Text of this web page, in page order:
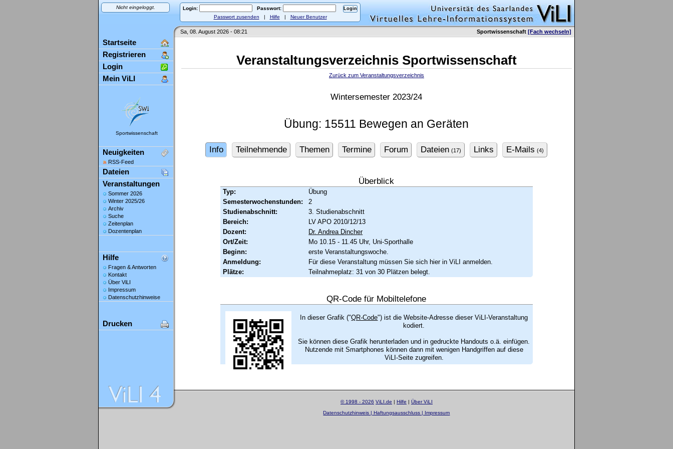
Nicht eingeloggt. Login:
Passwort:
Passwort zusenden | Hilfe | Neuer Benutzer
Sa, 08. August 2026 - 08:21 Sportwissenschaft [Fach wechseln]
Startseite
Registrieren
Login
Mein ViLI
Sportwissenschaft
Neuigkeiten
RSS-Feed
Dateien
Veranstaltungen
Sommer 2026
Winter 2025/26
Archiv
Suche
Zeitenplan
Dozentenplan
Hilfe
Fragen & Antworten
Kontakt
Über ViLI
Impressum
Datenschutzhinweise
Drucken
Veranstaltungsverzeichnis Sportwissenschaft
Zurück zum Veranstaltungsverzeichnis
Wintersemester 2023/24
Übung: 15511 Bewegen an Geräten
Info Teilnehmende Themen Termine Forum Dateien (17) Links E-Mails (4)
Überblick
Typ:
Übung
Semesterwochenstunden:
2
Studienabschnitt:
3. Studienabschnitt
Bereich:
LV APO 2010/12/13
Dozent:
Dr. Andrea Dincher
Ort/Zeit:
Mo 10.15 - 11.45 Uhr, Uni-Sporthalle
Beginn:
erste Veranstaltungswoche.
Anmeldung:
Für diese Veranstaltung müssen Sie sich hier in ViLI anmelden.
Plätze:
Teilnahmeplatz: 31 von 30 Plätzen belegt.
QR-Code für Mobiltelefone
In dieser Grafik ("QR-Code") ist die Website-Adresse dieser ViLI-Veranstaltung
kodiert.
Sie können diese Grafik herunterladen und in gedruckte Handouts o.ä. einfügen.
Nutzende mit Smartphones können dann mit wenigen Handgriffen auf diese
ViLI-Seite zugreifen.
© 1998 - 2026 ViLI.de | Hilfe | Über ViLI
Datenschutzhinweis | Haftungsausschluss | Impressum